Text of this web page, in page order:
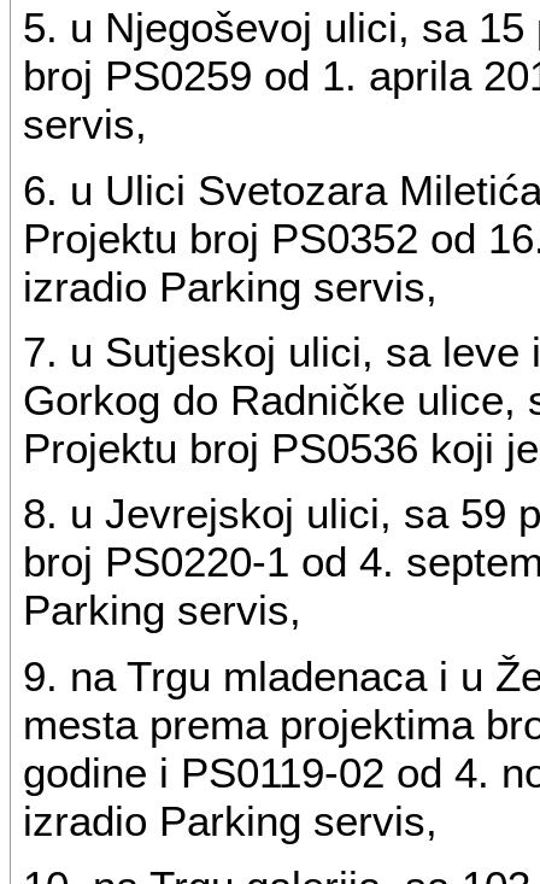
5. u Njegoševoj ulici, sa
broj PS0259 od 1. aprila
servis,
6. u Ulici Svetozara
Projektu broj PS0352 od
izradio Parking servis,
7. u Sutjeskoj ulici, sa leve
Gorkog do Radničke ulice,
Projektu broj PS0536 koji
8. u Jevrejskoj ulici, sa 59
broj PS0220-1 od 4.
Parking servis,
9. na Trgu mladenaca i u
mesta prema projektima
godine i PS0119-02 od 4.
izradio Parking servis,